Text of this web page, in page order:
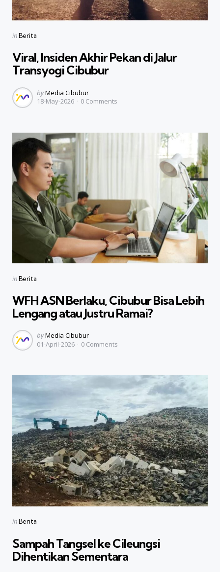
Categories
Posted
inBerita
Viral, Insiden Akhir Pekan di Jalur
Transyogi Cibubur
Posted
by
byMedia Cibubur
18-May-2026
0 Comments
Categories
Posted
inBerita
WFH ASN Berlaku, Cibubur Bisa Lebih
Lengang atau Justru Ramai?
Posted
by
byMedia Cibubur
01-April-2026
0 Comments
Categories
Posted
inBerita
Sampah Tangsel ke Cileungsi
Dihentikan Sementara